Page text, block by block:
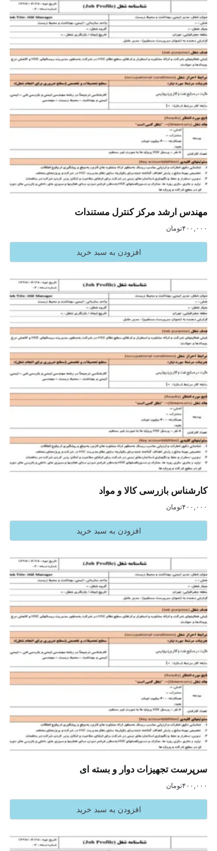
مهندس ارشد مرکز کنترل مستندات
۴۰۰,۰۰۰تومان
افزودن به سبد خرید
کارشناس بازرسی کالا و مواد
۴۰۰,۰۰۰تومان
افزودن به سبد خرید
سرپرست تجهیزات دوار و بسته ای
۴۰۰,۰۰۰تومان
افزودن به سبد خرید